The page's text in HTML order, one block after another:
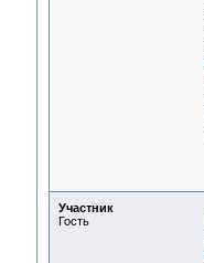
Участник
Гость